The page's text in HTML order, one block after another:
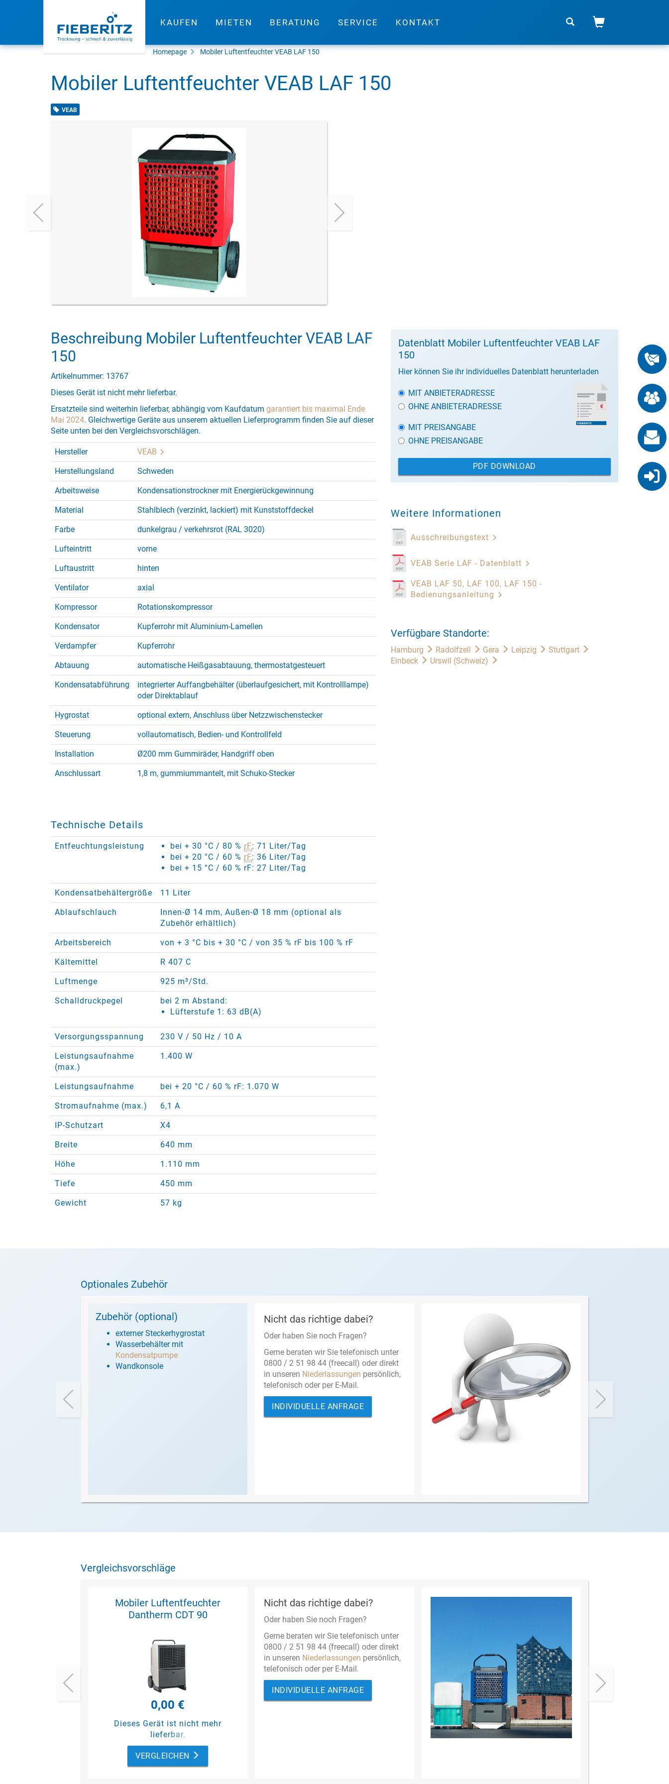
KAUFEN MIETEN BERATUNG SERVICE KONTAKT
Homepage Mobiler Luftentfeuchter VEAB LAF 150
Mobiler Luftentfeuchter VEAB LAF 150
VEAB
Beschreibung Mobiler Luftentfeuchter VEAB LAF
150
Artikelnummer: 13767
Dieses Gerät ist nicht mehr lieferbar.
Ersatzteile sind weiterhin lieferbar, abhängig vom Kaufdatum garantiert bis maximal Ende
Mai 2024. Gleichwertige Geräte aus unserem aktuellen Lieferprogramm finden Sie auf dieser
Seite unten bei den Vergleichsvorschlägen.
Hersteller VEAB
Herstellungsland Schweden
Arbeitsweise Kondensationstrockner mit Energierückgewinnung
Material Stahlblech (verzinkt, lackiert) mit Kunststoffdeckel
Farbe dunkelgrau / verkehrsrot (RAL 3020)
Lufteintritt vorne
Luftaustritt hinten
Ventilator axial
Kompressor Rotationskompressor
Kondensator Kupferrohr mit Aluminium-Lamellen
Verdampfer Kupferrohr
Abtauung automatische Heißgasabtauung, thermostatgesteuert
Kondensatabführung
integrierter Auffangbehälter (überlaufgesichert, mit Kontrolllampe)
oder Direktablauf
Hygrostat optional extern, Anschluss über Netzzwischenstecker
Steuerung vollautomatisch, Bedien- und Kontrollfeld
Installation Ø200 mm Gummiräder, Handgriff oben
Anschlussart 1,8 m, gummiummantelt, mit Schuko-Stecker
Technische Details
Entfeuchtungsleistung bei + 30 °C / 80 % rF: 71 Liter/Tag
bei + 20 °C / 60 % rF: 36 Liter/Tag
bei + 15 °C / 60 % rF: 27 Liter/Tag
Kondensatbehältergröße 11 Liter
Ablaufschlauch
Innen-Ø 14 mm, Außen-Ø 18 mm (optional als
Zubehör erhältlich)
Arbeitsbereich von + 3 °C bis + 30 °C / von 35 % rF bis 100 % rF
Kältemittel R 407 C
Luftmenge 925 m³/Std.
Schalldruckpegel
bei 2 m Abstand:
Lüfterstufe 1: 63 dB(A)
Versorgungsspannung 230 V / 50 Hz / 10 A
Leistungsaufnahme
(max.)
1.400 W
Leistungsaufnahme bei + 20 °C / 60 % rF: 1.070 W
Stromaufnahme (max.) 6,1 A
IP-Schutzart X4
Breite 640 mm
Höhe 1.110 mm
Tiefe 450 mm
Gewicht 57 kg
Datenblatt Mobiler Luftentfeuchter VEAB LAF
150
Hier können Sie ihr individuelles Datenblatt herunterladen
MIT ANBIETERADRESSE
OHNE ANBIETERADRESSE
MIT PREISANGABE
OHNE PREISANGABE
PDF DOWNLOAD
Weitere Informationen
Ausschreibungstext
VEAB Serie LAF - Datenblatt
VEAB LAF 50, LAF 100, LAF 150 -
Bedienungsanleitung
Verfügbare Standorte:
Hamburg Radolfzell Gera Leipzig
Stuttgart
Einbeck
Urswil (Schweiz)
Optionales Zubehör
Zubehör (optional)
externer Steckerhygrostat
Wasserbehälter mit
Kondensatpumpe
Wandkonsole
Nicht das richtige dabei?
Oder haben Sie noch Fragen?
Gerne beraten wir Sie telefonisch unter
0800 / 2 51 98 44 (freecall) oder direkt
in unseren Niederlassungen persönlich,
telefonisch oder per E-Mail.
INDIVIDUELLE ANFRAGE
Vergleichsvorschläge
Mobiler Luftentfeuchter
Dantherm CDT 90
0,00 €
Dieses Gerät ist nicht mehr
lieferbar.
VERGLEICHEN
Nicht das richtige dabei?
Oder haben Sie noch Fragen?
Gerne beraten wir Sie telefonisch unter
0800 / 2 51 98 44 (freecall) oder direkt
in unseren Niederlassungen persönlich,
telefonisch oder per E-Mail.
INDIVIDUELLE ANFRAGE